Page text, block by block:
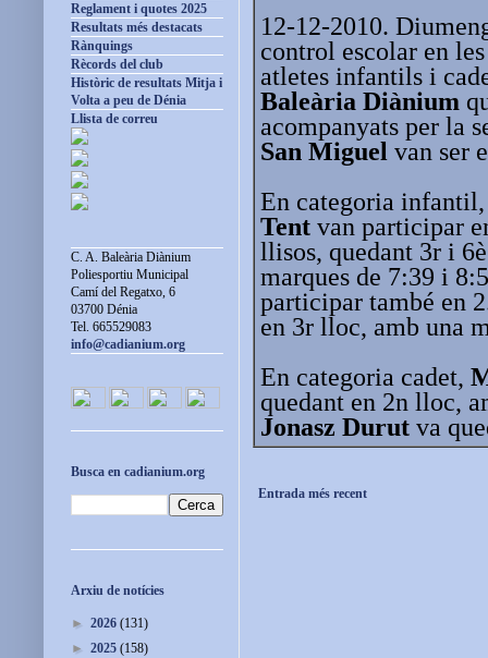
12-12-2010.
control escolar en
atletes infantils i
Baleària Diànium
acompanyats per la
San Miguel van ser
En categoria
Tent van participar
llisos, quedant 3r i
marques de 7:39 i
participar també en
en 3r lloc, amb una
En categoria cadet,
quedant en 2n lloc,
Jonasz Durut va
Entrada més recent
Reglament i quotes 2025
Resultats més destacats
Rànquings
Rècords del club
Històric de resultats Mitja i
Volta a peu de Dénia
Llista de correu
C. A. Baleària Diànium
Poliesportiu Municipal
Camí del Regatxo, 6
03700 Dénia
Tel. 665529083
info@cadianium.org
Busca en cadianium.org
Arxiu de notícies
► 2026 (131)
► 2025 (158)